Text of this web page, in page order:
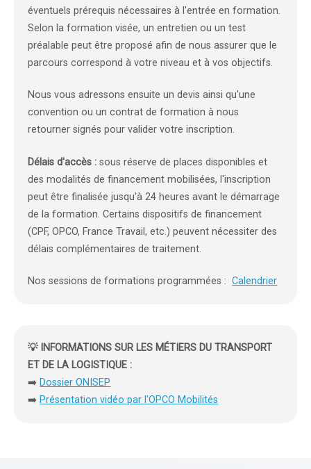
éventuels prérequis nécessaires à l'entrée en formation.
Selon la formation visée, un entretien ou un test
préalable peut être proposé afin de nous assurer que le
parcours correspond à votre niveau et à vos objectifs.
Nous vous adressons ensuite un devis ainsi qu'une
convention ou un contrat de formation à nous
retourner signés pour valider votre inscription.
Délais d'accès : sous réserve de places disponibles et
des modalités de financement mobilisées, l'inscription
peut être finalisée jusqu'à 24 heures avant le démarrage
de la formation. Certains dispositifs de financement
(CPF, OPCO, France Travail, etc.) peuvent nécessiter des
délais complémentaires de traitement.
Nos sessions de formations programmées :Calendrier
💡 INFORMATIONS SUR LES MÉTIERS DU TRANSPORT
ET DE LA LOGISTIQUE :
➡️ Dossier ONISEP
➡️ Présentation vidéo par l'OPCO Mobilités